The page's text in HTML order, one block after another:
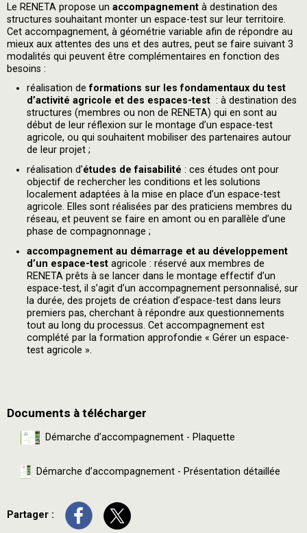
Le RENETA propose un accompagnement à destination des
structures souhaitant monter un espace-test sur leur territoire.
Cet accompagnement, à géométrie variable afin de répondre au
mieux aux attentes des uns et des autres, peut se faire suivant 3
modalités qui peuvent être complémentaires en fonction des
besoins :
réalisation deformations sur les fondamentaux du test
d’activité agricole et des espaces-test : à destination des
structures (membres ou non de RENETA) qui en sont au
début de leur réflexion sur le montage d’un espace-test
agricole, ou qui souhaitent mobiliser des partenaires autour
de leur projet ;
réalisation d’études de faisabilité : ces études ont pour
objectif de rechercher les conditions et les solutions
localement adaptées à la mise en place d’un espace-test
agricole. Elles sont réalisées par des praticiens membres du
réseau, et peuvent se faire en amont ou en parallèle d’une
phase de compagnonnage ;
accompagnement au démarrage et au développement
d’un espace-testagricole : réservé aux membres de
RENETA prêts à se lancer dans le montage effectif d’un
espace-test, il s’agit d’un accompagnement personnalisé, sur
la durée, des projets de création d’espace-test dans leurs
premiers pas, cherchant à répondre aux questionnements
tout au long du processus. Cet accompagnement est
complété par la formation approfondie « Gérer un espace-
test agricole ».
Documents à télécharger
Démarche d’accompagnement - Plaquette
Démarche d’accompagnement - Présentation détaillée
Partager :